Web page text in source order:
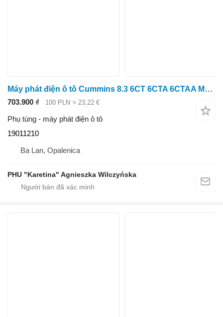
Máy phát điện ô tô Cummins 8.3 6CT 6CTA 6CTAA Máy phát điện 24V 75A USA REMY 19011210
703.900 ₫ 100 PLN ≈ 23,22 €
Phụ tùng - máy phát điện ô tô
19011210
Ba Lan, Opalenica
PHU "Karetina" Agnieszka Wilczyńska